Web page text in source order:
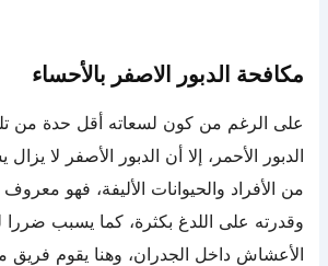
مكافحة الدبور الاصفر بالأحساء
على الرغم من كون لسعاته أقل حدة من
الدبور الأحمر، إلا أن الدبور الأصفر لا
من الأفراد والحيوانات الأليفة، فهو
وقدرته على اللدغ بكثرة، كما يسبب ضررا
الأعشاش داخل الجدران، وهنا يقوم فريق